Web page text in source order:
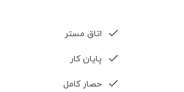
اتاق مستر
پایان کار
حصار کامل